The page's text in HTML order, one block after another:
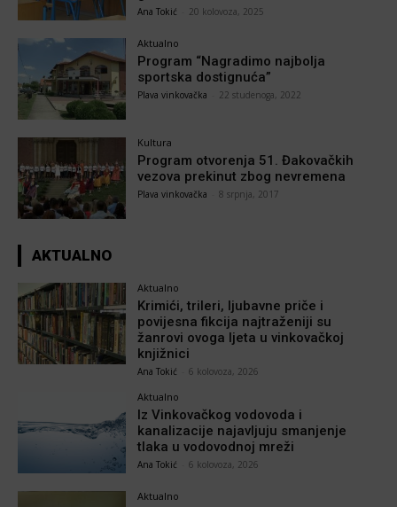
Ana Tokić 20 kolovoza, 2025
Aktualno
Program “Nagradimo najbolja
sportska dostignuća”
Plava vinkovačka 22 studenoga, 2022
Kultura
Program otvorenja 51. Đakovačkih
vezova prekinut zbog nevremena
Plava vinkovačka 8 srpnja, 2017
AKTUALNO
Aktualno
Krimići, trileri, ljubavne priče i
povijesna fikcija najtraženiji su
žanrovi ovoga ljeta u vinkovačkoj
knjižnici
Ana Tokić 6 kolovoza, 2026
Aktualno
Iz Vinkovačkog vodovoda i
kanalizacije najavljuju smanjenje
tlaka u vodovodnoj mreži
Ana Tokić 6 kolovoza, 2026
Aktualno